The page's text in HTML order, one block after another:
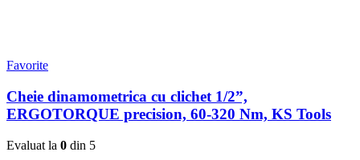
Favorite
Cheie dinamometrica cu clichet 1/2”,
ERGOTORQUE precision, 60-320 Nm, KS Tools
Evaluat la 0 din 5